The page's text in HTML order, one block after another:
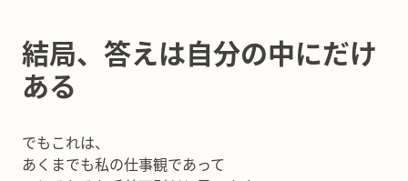
結局、答えは自分の中にだけ
ある
でもこれは、
あくまでも私の仕事観であって